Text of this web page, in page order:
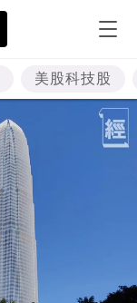
美股科技股